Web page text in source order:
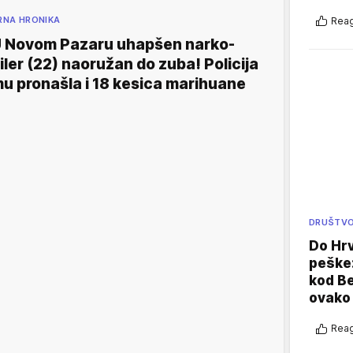
HRONIKA
Novom Pazaru uhapšen narko-
(22) naoružan do zuba! Policija
pronašla i 18 kesica marihuane
DRUŠTVO
Do
kod